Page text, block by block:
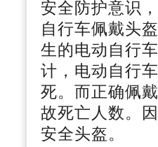
安全防护意识
自行车佩戴头
生的电动自行
计，电动自行
死。而正确佩
故死亡人数。
安全头盔。